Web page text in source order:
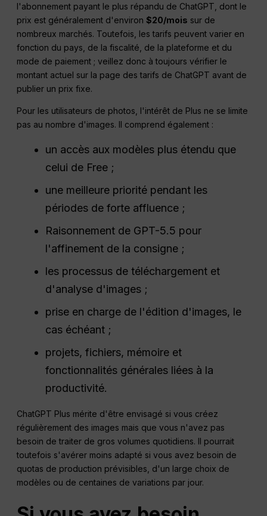
l'abonnement payant le plus répandu de ChatGPT, dont le
prix est généralement d'environ$20/mois sur de
nombreux marchés. Toutefois, les tarifs peuvent varier en
fonction du pays, de la fiscalité, de la plateforme et du
mode de paiement ; veillez donc à toujours vérifier le
montant actuel sur la page des tarifs de ChatGPT avant de
publier un prix fixe.
Pour les utilisateurs de photos, l'intérêt de Plus ne se limite
pas au nombre d'images. Il comprend également :
un accès aux modèles plus étendu que
celui de Free ;
une meilleure priorité pendant les
périodes de forte affluence ;
Raisonnement de GPT-5.5 pour
l'affinement de la consigne ;
les processus de téléchargement et
d'analyse d'images ;
prise en charge de l'édition d'images, le
cas échéant ;
projets, fichiers, mémoire et
fonctionnalités générales liées à la
productivité.
ChatGPT Plus mérite d'être envisagé si vous créez
régulièrement des images mais que vous n'avez pas
besoin de traiter de gros volumes quotidiens. Il pourrait
toutefois s'avérer moins adapté si vous avez besoin de
quotas de production prévisibles, d'un large choix de
modèles ou de centaines de variations par jour.